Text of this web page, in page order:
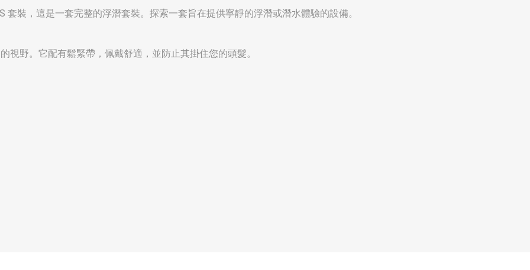
套裝，這是一套完整的浮潛套裝。探索一套旨在提供寧靜的浮潛或潛水體驗的設備。
視野。它配有鬆緊帶，佩戴舒適，並防止其掛住您的頭髮。